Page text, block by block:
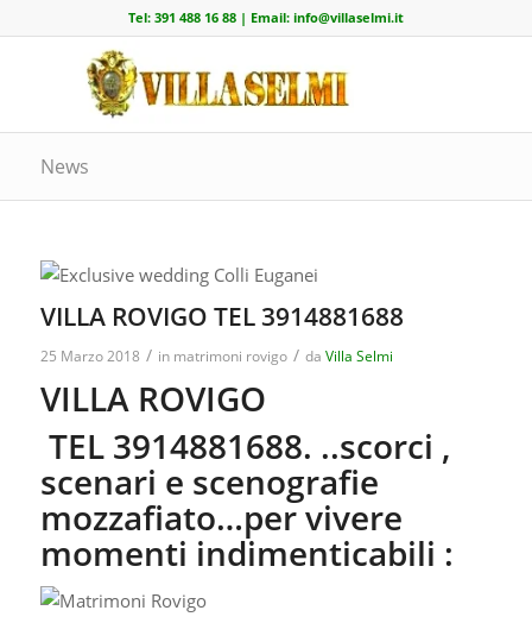
Tel: 391 488 16 88| Email: info@villaselmi.it
News
VILLA ROVIGO TEL 3914881688
25 Marzo 2018 / in matrimoni rovigo / da Villa Selmi
VILLA ROVIGO
TEL 3914881688. ..scorci ,
scenari e scenografie
mozzafiato…per vivere
momenti indimenticabili :